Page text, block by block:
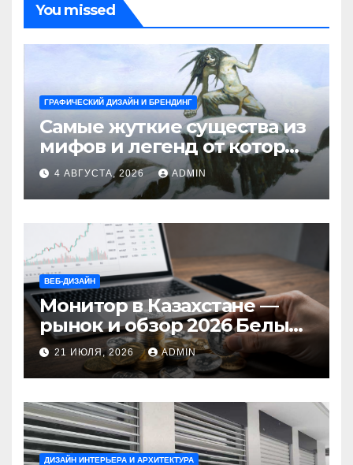
You missed
ГРАФИЧЕСКИЙ ДИЗАЙН И БРЕНДИНГ
Самые жуткие существа из
мифов и легенд от которых
стынет кровь
4 АВГУСТА, 2026 ADMIN
ВЕБ-ДИЗАЙН
Монитор в Казахстане —
рынок и обзор 2026 Белый
Ветер Shop.kz
21 ИЮЛЯ, 2026 ADMIN
ДИЗАЙН ИНТЕРЬЕРА И АРХИТЕКТУРА